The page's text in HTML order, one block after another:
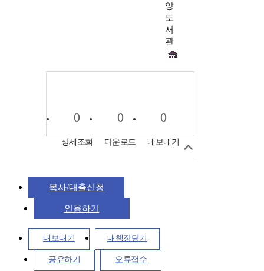
앙
도
서
관
0
상세조회
0
다운로드
0
내보내기
복사/대출신청
인용하기
내보내기 내책장담기
공유하기 오류접수